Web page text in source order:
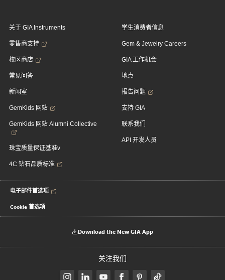
关于 GIA Instruments
零售商支持
校区商店
常见问答
新闻室
GemKids 网站
GemKids 网站 Alumni Collective
珠宝质量保证基准v
4C 钻石品质标准
学生消费者信息
Gem & Jewelry Careers
GIA 工作机会
地点
报告问题
支持 GIA
联系我们
API 开发人员
电子邮件首选项
Cookie 首选项
Download the New GIA App
关注我们